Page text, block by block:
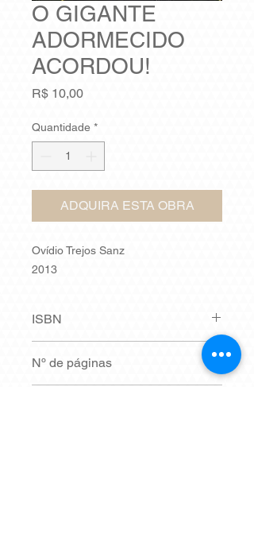
O GIGANTE
ADORMECIDO
ACORDOU!
R$ 10,00Preço
Quantidade *
ADQUIRA ESTA OBRA
Ovídio Trejos Sanz
2013
ISBN
Nº de páginas